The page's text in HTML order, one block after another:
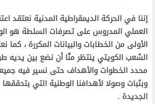
إننا في الحركة الديمقراطية المدنية نعتقد
العملي المدروس على تصرفات السلطة هو
الأولى من الخطابات والبيانات المكررة ، كما
الشعب الكويتي ينتظر منّا أن نضع بين يديه
محدد الخطوات والأهداف حتى نسير فيه
وبثبات وصولا لأهدافنا الوطنية التي
الجديدة .